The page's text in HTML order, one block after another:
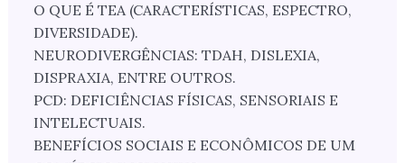
O QUE É TEA (CARACTERÍSTICAS, ESPECTRO,
DIVERSIDADE).
NEURODIVERGÊNCIAS: TDAH, DISLEXIA,
DISPRAXIA, ENTRE OUTROS.
PCD: DEFICIÊNCIAS FÍSICAS, SENSORIAIS E
INTELECTUAIS.
BENEFÍCIOS SOCIAIS E ECONÔMICOS DE UM